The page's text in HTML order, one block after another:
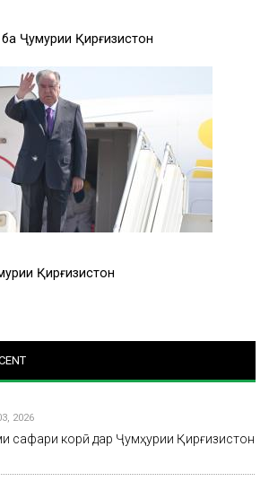
Ҷумҳурии Қирғизистон
Қирғизистон
2026
сафари корӣ дар Ҷумҳурии Қирғизистон